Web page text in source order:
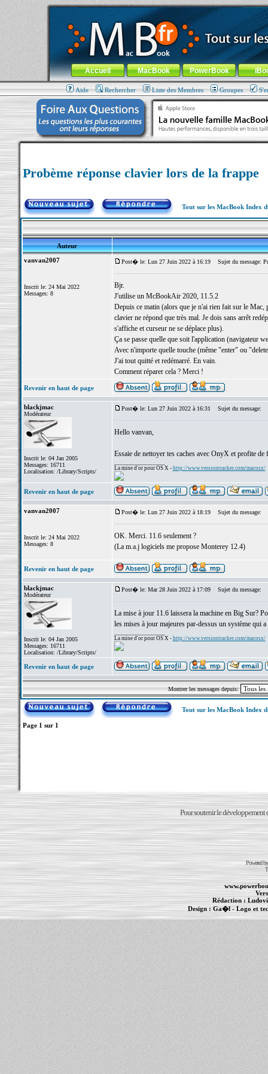
MacBook-fr.com : 100% Apple... 100% nomade !
Aller au contenu-Aller au menu général-Aller au menu de
Menu général
Accueil MacBook PowerBook
Aide Rechercher Liste des Membres Groupes
Probème réponse clavier lors de la frappe
Tout sur les MacBook Index
Auteur
vanvan2007
Inscrit le: 24 Mai 2022
Messages: 8
Post� le: Lun 27 Juin 2022 à 16:19 Sujet du message:
Bjr.
J'utilise un McBookAir 2020, 11.5.2
Depuis ce matin (alors que je n'ai rien fait sur le Mac,
clavier ne répond que très mal. Je dois sans arrêt
s'affiche et curseur ne se déplace plus).
Ça se passe quelle que soit l'application (navigateur
Avec n'importe quelle touche (même "enter" ou
J'ai tout quitté et redémarré. En vain.
Comment réparer cela ? Merci !
Revenir en haut de page
blackjmac
Modérateur
Inscrit le: 04 Jan 2005
Messages: 16711
Localisation: /Library/Scripts/
Post� le: Lun 27 Juin 2022 à 16:31 Sujet du message:
Hello vanvan,
Essaie de nettoyer tes caches avec OnyX et profite
La mine d'or pour OS X - http://www.versiontracker.com/macosx/
Revenir en haut de page
vanvan2007
Inscrit le: 24 Mai 2022
Messages: 8
Post� le: Lun 27 Juin 2022 à 18:19 Sujet du message:
OK. Merci. 11.6 seulement ?
(La m.a.j logiciels me propose Monterey 12.4)
Revenir en haut de page
blackjmac
Modérateur
Inscrit le: 04 Jan 2005
Messages: 16711
Localisation: /Library/Scripts/
Post� le: Mar 28 Juin 2022 à 17:09 Sujet du message:
La mise à jour 11.6 laissera la machine en Big Sur?
les mises à jour majeures par-dessus un système qui
La mine d'or pour OS X - http://www.versiontracker.com/macosx/
Revenir en haut de page
Montrer les messages depuis:
Tout sur les MacBook Index
Page 1 sur 1
Pour soutenir le développement
Powered
Rédaction :
Design : Ga�l - Logo et